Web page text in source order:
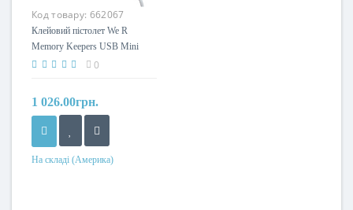
Код товару: 662067
Клейовий пістолет We R
Memory Keepers USB Mini
Glue Gun
0
1 026.00грн.
На складі (Америка)